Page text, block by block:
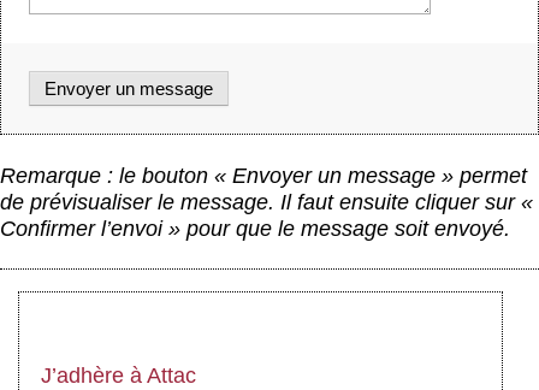
Remarque : le bouton « Envoyer un message » permet
de prévisualiser le message. Il faut ensuite cliquer sur «
Confirmer l’envoi » pour que le message soit envoyé.
J’adhère à Attac